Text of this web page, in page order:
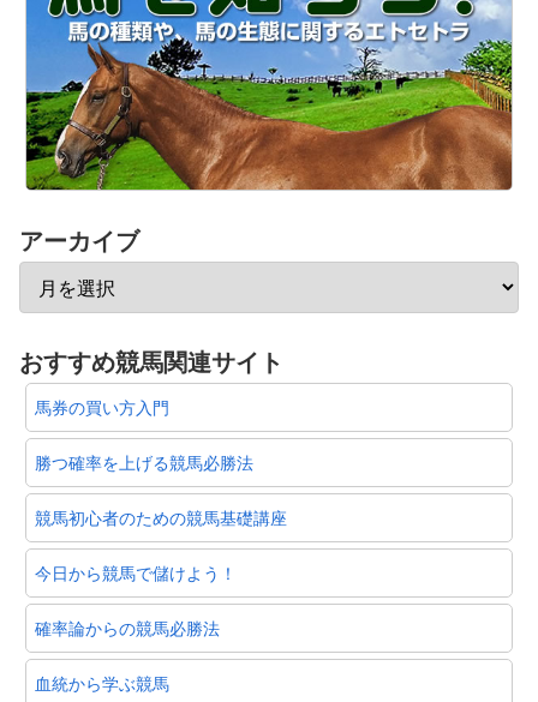
アーカイブ
おすすめ競馬関連サイト
馬券の買い方入門
勝つ確率を上げる競馬必勝法
競馬初心者のための競馬基礎講座
今日から競馬で儲けよう！
確率論からの競馬必勝法
血統から学ぶ競馬